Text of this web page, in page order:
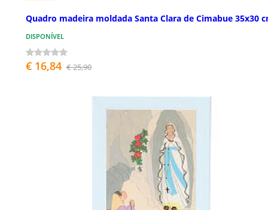
Quadro madeira moldada Santa Clara de Cimabue 35x30
DISPONÍVEL
€ 16,84 € 25,90